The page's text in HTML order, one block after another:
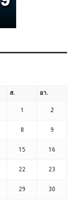
ส. อา.
1 2
8 9
15 16
22 23
29 30